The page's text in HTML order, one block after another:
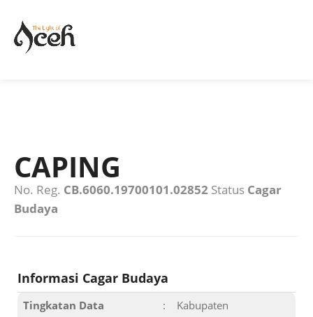
CAPING
No. Reg. CB.6060.19700101.02852 Status Cagar
Budaya
Informasi Cagar Budaya
Tingkatan Data :
Kabupaten